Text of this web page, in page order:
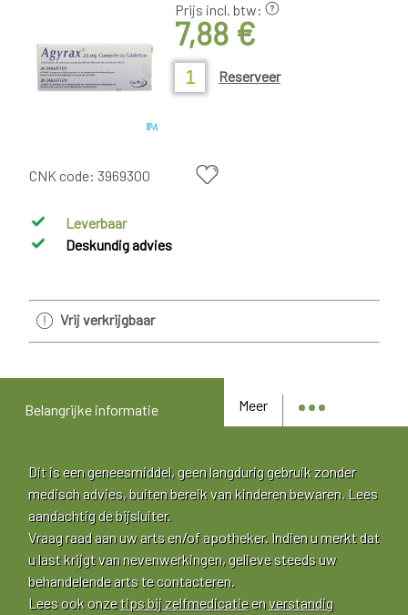
Prijs incl. btw:
7,88 €
Reserveer
CNK code: 3969300
Leverbaar
Deskundig advies
Vrij verkrijgbaar
Meer
Belangrijke informatie
Dit is een geneesmiddel, geen langdurig gebruik zonder
medisch advies, buiten bereik van kinderen bewaren. Lees
aandachtig de bijsluiter.
Vraag raad aan uw arts en/of apotheker. Indien u merkt dat
u last krijgt van nevenwerkingen, gelieve steeds uw
behandelende arts te contacteren.
Lees ook onzetips bij zelfmedicatieenverstandig